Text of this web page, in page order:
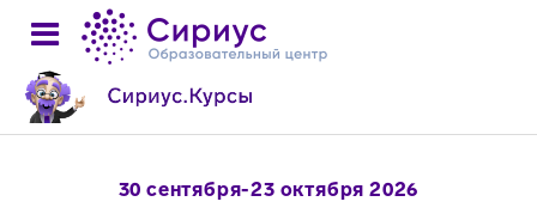
30 сентября-23 октября 2026